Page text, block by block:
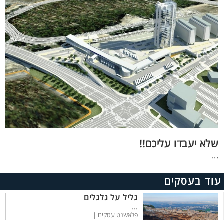
שלא יעבדו עליכם!!
...
עוד בעסקים
גליל על גלגלים
...
פלאשנט עסקים |